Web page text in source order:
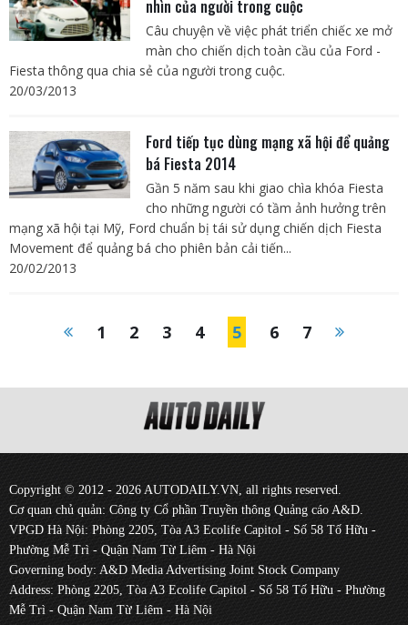
nhìn của người trong cuộc
Câu chuyện về việc phát triển chiếc xe mở
màn cho chiến dịch toàn cầu của Ford -
Fiesta thông qua chia sẻ của người trong cuộc.
20/03/2013
Ford tiếp tục dùng mạng xã hội để quảng
bá Fiesta 2014
Gần 5 năm sau khi giao chìa khóa Fiesta
cho những người có tầm ảnh hưởng trên
mạng xã hội tại Mỹ, Ford chuẩn bị tái sử dụng chiến dịch Fiesta
Movement để quảng bá cho phiên bản cải tiến...
20/02/2013
1 2 3 4 5 6 7
Copyright © 2012 - 2026 AUTODAILY.VN, all rights reserved.
Cơ quan chủ quản: Công ty Cổ phần Truyền thông Quảng cáo A&D.
VPGD Hà Nội: Phòng 2205, Tòa A3 Ecolife Capitol - Số 58 Tố Hữu -
Phường Mễ Trì - Quận Nam Từ Liêm - Hà Nội
Governing body: A&D Media Advertising Joint Stock Company
Address: Phòng 2205, Tòa A3 Ecolife Capitol - Số 58 Tố Hữu - Phường
Mễ Trì - Quận Nam Từ Liêm - Hà Nội